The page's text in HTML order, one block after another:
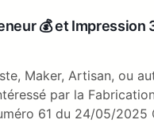
💰 et Impression
Maker, Artisan, ou
par la Fabrication
61 du 24/05/2025